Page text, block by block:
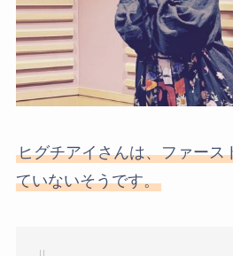
ヒグチアイさんは、ファース
ていないそうです。